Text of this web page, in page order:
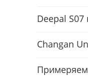
Deepal S07
Changan
Примеряем